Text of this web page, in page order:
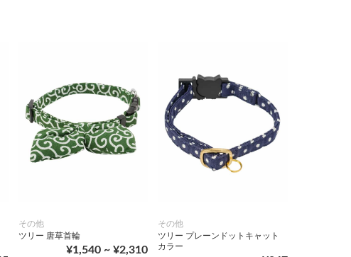
その他
ツリー 唐草首輪
¥1,540 ~ ¥2,310
その他
ツリー プレーンドットキャット
カラー